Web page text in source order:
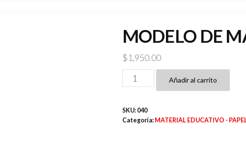
MODELO DE
$1,950.00
MODELO
DE
ANATOMICO
Añadir al carrito
SKU: 040
Categoría: MATERIAL EDUCATIVO -